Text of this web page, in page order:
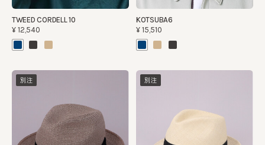
TWEED CORDELL 10
¥12,540
KOTSUBA6
¥15,510
別注 別注